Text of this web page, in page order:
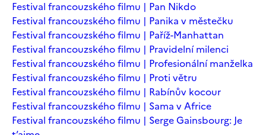
Festival francouzského filmu | Pan Nikdo
Festival francouzského filmu | Panika v městečku
Festival francouzského filmu | Paříž-Manhattan
Festival francouzského filmu | Pravidelní milenci
Festival francouzského filmu | Profesionální manželka
Festival francouzského filmu | Proti větru
Festival francouzského filmu | Rabínův kocour
Festival francouzského filmu | Sama v Africe
Festival francouzského filmu | Serge Gainsbourg: Je